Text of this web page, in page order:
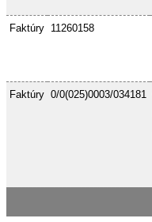
Faktúry 11260158
Faktúry 0/0(025)0003/034181